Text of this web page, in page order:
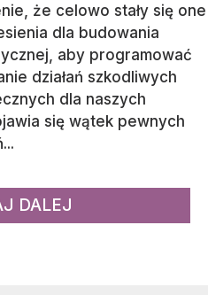
że celowo stały się one
dla budowania
aby programować
działań szkodliwych
dla naszych
się wątek pewnych
DALEJ